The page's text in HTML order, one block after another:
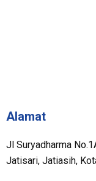
Alamat
Jl Suryadharma
Jatisari, Jatiasih,